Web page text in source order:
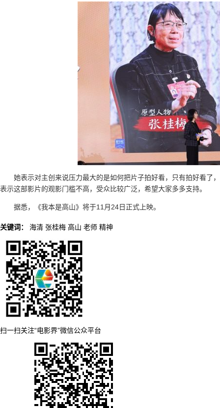
她表示对主创来说压力最大的是如何把片子拍好看，只有拍好看了
表示这部影片的观影门槛不高，受众比较广泛，希望大家多多支持。
据悉，《我本是高山》将于11月24日正式上映。
关键词： 海清 张桂梅 高山 老师 精神
扫一扫关注“电影界”微信公众平台